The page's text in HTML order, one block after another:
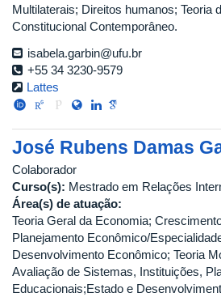
Multilaterais; Direitos humanos; Teoria
Constitucional Contemporâneo.
isabela.garbin@ufu.br
+55 34 3230-9579
Lattes
José Rubens Damas
Colaborador
Curso(s): Mestrado em Relações
Área(s) de atuação:
Teoria Geral da Economia;
Planejamento Econômico/
Desenvolvimento Econômico; Teoria
Avaliação de Sistemas, Instituições,
Educacionais;Estado e